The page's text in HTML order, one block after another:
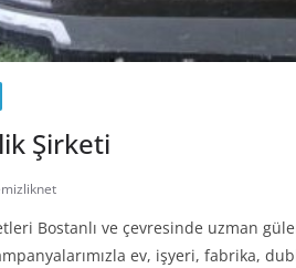
Şirketi
Bostanlı ve çevresinde uzman
ev, işyeri, fabrika,